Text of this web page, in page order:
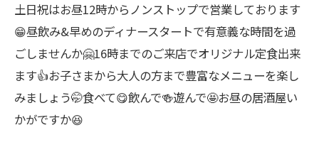
土日祝はお昼12時からノンストップで営業しております
😁昼飲み&早めのディナースタートで有意義な時間を過
ごしませんか🤗16時までのご来店でオリジナル定食出来
ます👍お子さまから大人の方まで豊富なメニューを楽し
みましょう🤭食べて😋飲んで🍻遊んで🤩お昼の居酒屋い
かがですか😆